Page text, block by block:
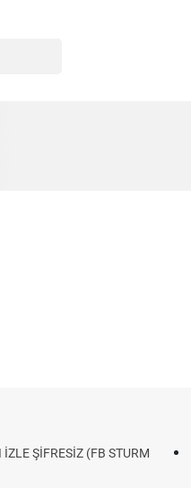
Fındık Fiyatı Açıklandı mı?